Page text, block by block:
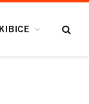
KIBICE